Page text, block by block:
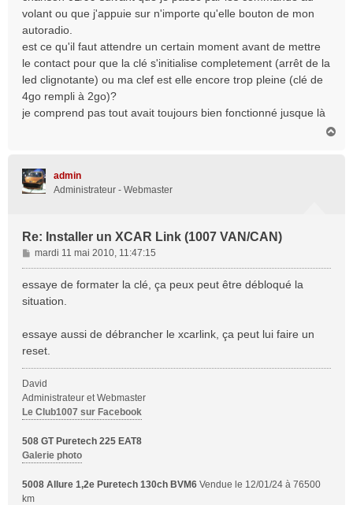
volant ou que j'appuie sur n'importe qu'elle bouton de mon
autoradio.
est ce qu'il faut attendre un certain moment avant de mettre
le contact pour que la clé s'initialise completement (arrêt de la
led clignotante) ou ma clef est elle encore trop pleine (clé de
4go rempli à 2go)?
je comprend pas tout avait toujours bien fonctionné jusque là
admin
Administrateur - Webmaster
Re: Installer un XCAR Link (1007 VAN/CAN)
M
e
s
e
mardi 11 mai 2010, 11:47:15
essaye de formater la clé, ça peux peut être débloqué la
situation.
essaye aussi de débrancher le xcarlink, ça peut lui faire un
reset.
David
Administrateur et Webmaster
Le Club1007 sur Facebook
508 GT Puretech 225 EAT8
Galerie photo
5008 Allure 1,2e Puretech 130ch BVM6 Vendue le 12/01/24 à 76500
km